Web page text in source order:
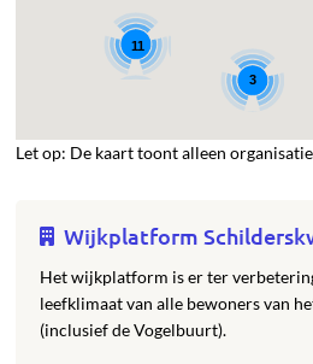
3
11
Let op: De kaart toont alleen
Wijkplatform
Het wijkplatform is er ter
leefklimaat van alle bewoners van
(inclusief de Vogelbuurt).